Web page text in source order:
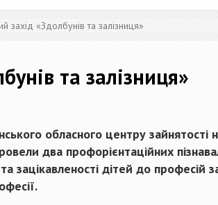
захід «Здолбунів та залізниця»
та залізниця»
обласного центру
два профорієнтаційних
зацікавленості дітей до професій